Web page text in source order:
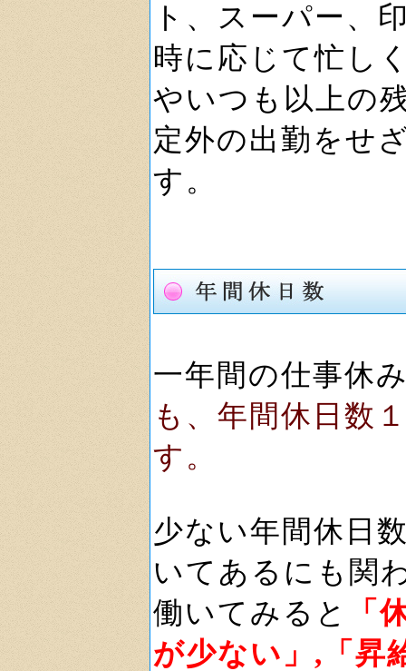
ト、スーパー、
時に応じて忙し
やいつも以上の
定外の出勤をせ
す。
一年間の仕事休
も、年間休日数
す。
少ない年間休日
いてあるにも関
働いてみると
「
が少ない」,「昇